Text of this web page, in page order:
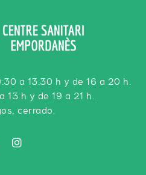
a 13:30 h y de 16 a 20 h.
13 h y de 19 a 21 h.
cerrado.